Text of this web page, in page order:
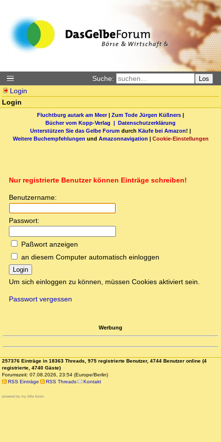
Suche: Los
Login
Login
Fluchtburg autark am Meer| Zum Tode Jürgen Küßners |
Bücher vom Kopp-Verlag | Datenschutzerklärung
Unterstützen Sie das Gelbe Forum durch Käufe bei Amazon! |
Weitere Buchempfehlungen und Amazonnavigation | Cookie-Einstellungen
Nur registrierte Benutzer können Einträge schreiben!
Benutzername:
Passwort:
Paßwort anzeigen
an diesem Computer automatisch einloggen
Login
Um sich einloggen zu können, müssen Cookies aktiviert sein.
Passwort vergessen
Werbung
257376 Einträge in 18363 Threads, 975 registrierte Benutzer, 4744 Benutzer online (4
registrierte, 4740 Gäste)
Forumszeit: 07.08.2026, 23:54 (Europe/Berlin)
RSS Einträge
RSS Threads Kontakt
powered by my little forum